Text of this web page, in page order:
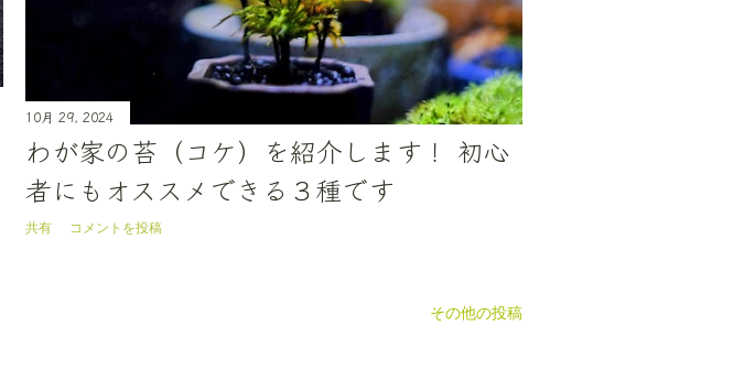
10月 29, 2024
わが家の苔（コケ）を紹介します！ 初心
者にもオススメできる３種です
共有 コメントを投稿
その他の投稿